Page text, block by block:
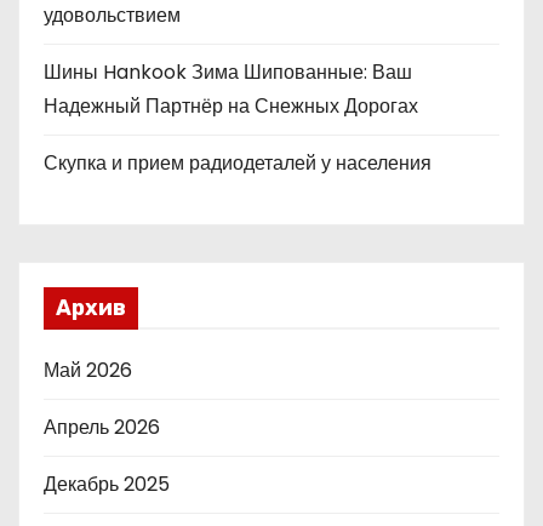
удовольствием
Шины Hankook Зима Шипованные: Ваш
Надежный Партнёр на Снежных Дорогах
Скупка и прием радиодеталей у населения
Архив
Май 2026
Апрель 2026
Декабрь 2025